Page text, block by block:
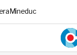
Mineduc